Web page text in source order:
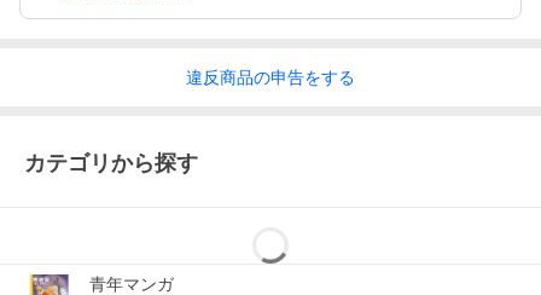
違反商品の申告をする
カテゴリから探す
青年マンガ